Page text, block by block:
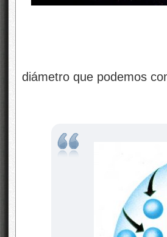
Una bella
diámetro que podemos